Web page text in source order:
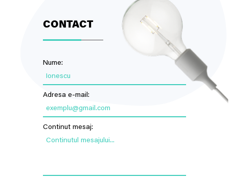
CONTACT
Nume:
Ionescu
Adresa e-mail:
exemplu@gmail.com
Continut mesaj:
Continutul mesajului...